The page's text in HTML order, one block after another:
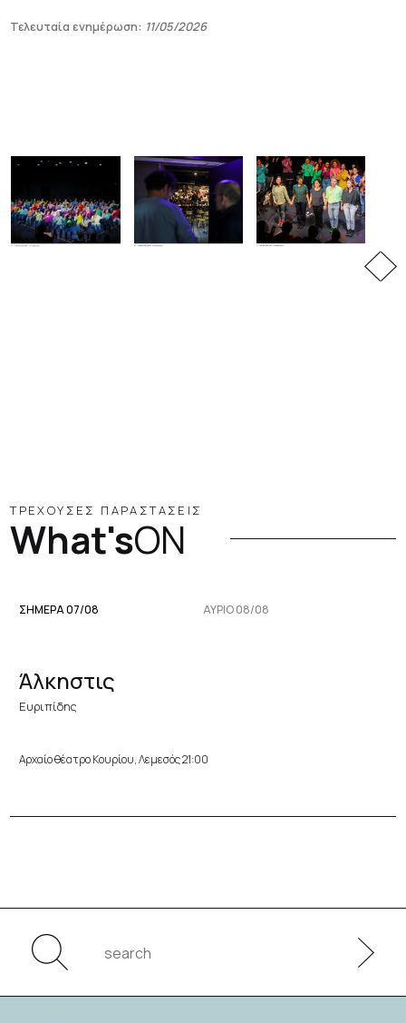
Τελευταία ενημέρωση: 11/05/2026
ΤΡΕΧΟΥΣΕΣ ΠΑΡΑΣΤΑΣΕΙΣ
What'sON
ΣΗΜΕΡΑ 07/08 ΑΥΡΙΟ 08/08
Άλκηστις
Ευριπίδης
Αρχαίο θέατρο Κουρίου, Λεμεσός 21:00